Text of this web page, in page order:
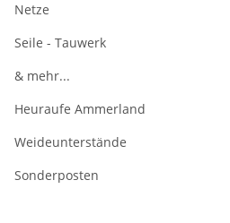
Netze
Seile - Tauwerk
& mehr...
Heuraufe Ammerland
Weideunterstände
Sonderposten